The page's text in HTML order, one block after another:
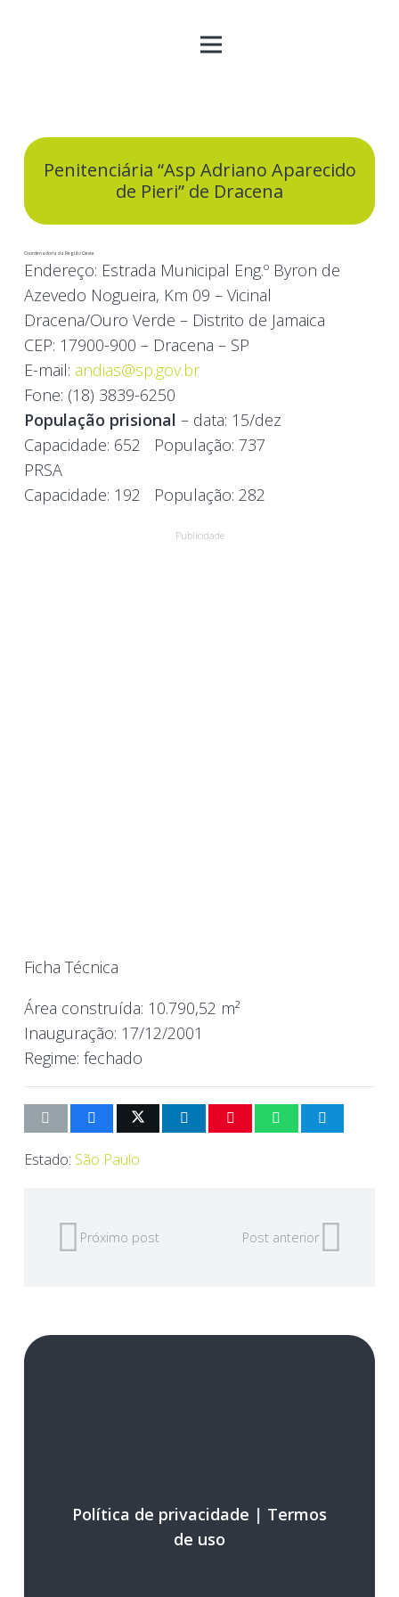
Penitenciária “Asp Adriano Aparecido
de Pieri” de Dracena
Coordenadoria da Região Oeste
Endereço: Estrada Municipal Eng.º Byron de
Azevedo Nogueira, Km 09 – Vicinal
Dracena/Ouro Verde – Distrito de Jamaica
CEP: 17900-900 – Dracena – SP
E-mail: andias@sp.gov.br
Fone: (18) 3839-6250
População prisional – data: 15/dez
Capacidade: 652 População: 737
PRSA
Capacidade: 192 População: 282
Publicidade
Ficha Técnica
Área construída: 10.790,52 m²
Inauguração: 17/12/2001
Regime: fechado
Estado: São Paulo
Próximo post Post anterior
Política de privacidade | Termos
de uso